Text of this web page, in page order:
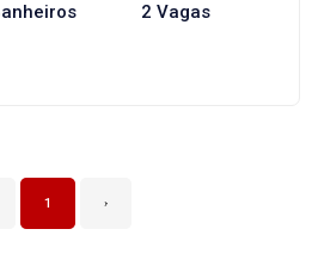
2 Vagas
1 ›